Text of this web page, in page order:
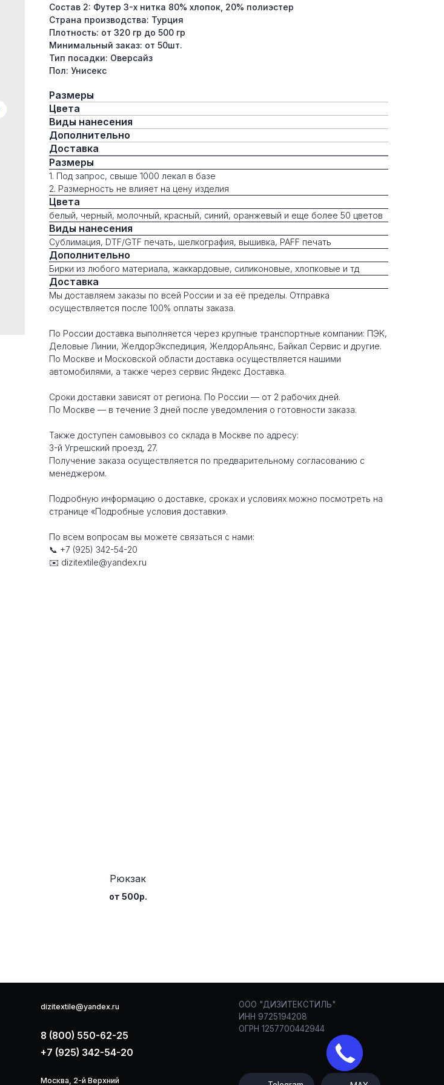
Состав 2: Футер 3-х нитка 80% хлопок, 20% полиэстер
Страна производства: Турция
Плотность: от 320 гр до 500 гр
Минимальный заказ: от 50шт.
Тип посадки: Оверсайз
Пол: Унисекс
Размеры
Цвета
Виды нанесения
Дополнительно
Доставка
Размеры
1. Под запрос, свыше 1000 лекал в базе
2. Размерность не влияет на цену изделия
Цвета
белый, черный, молочный, красный, синий, оранжевый и еще более 50 цветов
Виды нанесения
Сублимация, DTF/GTF печать, шелкография, вышивка, PAFF печать
Дополнительно
Бирки из любого материала, жаккардовые, силиконовые, хлопковые и тд
Доставка
Мы доставляем заказы по всей России и за её пределы. Отправка
осуществляется после 100% оплаты заказа.
По России доставка выполняется через крупные транспортные компании: ПЭК,
Деловые Линии, ЖелдорЭкспедиция, ЖелдорАльянс, Байкал Сервис и другие.
По Москве и Московской области доставка осуществляется нашими
автомобилями, а также через сервис Яндекс Доставка.
Сроки доставки зависят от региона. По России — от 2 рабочих дней.
По Москве — в течение 3 дней после уведомления о готовности заказа.
Также доступен самовывоз со склада в Москве по адресу:
3-й Угрешский проезд, 27.
Получение заказа осуществляется по предварительному согласованию с
менеджером.
Подробную информацию о доставке, сроках и условиях можно посмотреть на
странице «Подробные условия доставки».
По всем вопросам вы можете связаться с нами:
📞 +7 (925) 342-54-20
✉️ dizitextile@yandex.ru
Рюкзак
от 500р.
2026, dizitextile.ru